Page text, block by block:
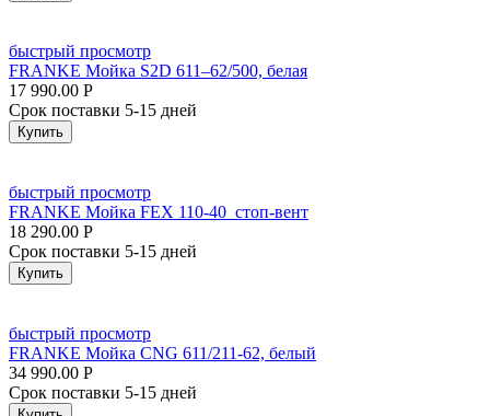
быстрый просмотр
FRANKE Мойка S2D 611–62/500, белая
17 990.00 Р
Срок поставки 5-15 дней
Купить
быстрый просмотр
FRANKE Мойка FEX 110-40 стоп-вент
18 290.00 Р
Срок поставки 5-15 дней
Купить
быстрый просмотр
FRANKE Мойка CNG 611/211-62, белый
34 990.00 Р
Срок поставки 5-15 дней